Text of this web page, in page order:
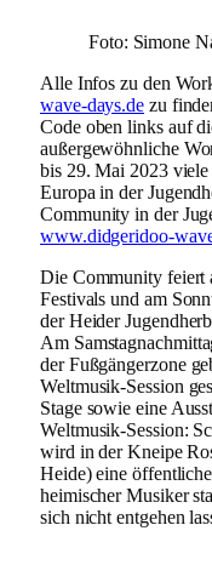
Foto: Simone
Alle Infos zu den
wave-days.de zu
Code oben links auf
außergewöhnliche
bis 29. Mai 2023 viele
Europa in der
Community in der
www.didgeridoo-
Die Community feiert
Festivals und am
der Heider
Am
der Fußgängerzone
Weltmusik-Session
Stage sowie eine
Weltmusik-Session:
wird in der Kneipe
Heide) eine
heimischer Musiker
sich nicht entgehen